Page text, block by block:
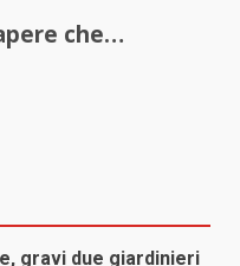
che…
gravi due giardinieri